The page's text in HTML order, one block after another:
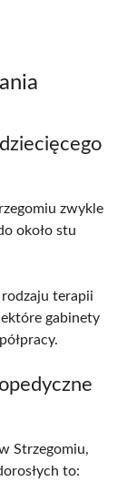
zwykle
około stu
terapii
gabinety
Strzegomiu,
to: